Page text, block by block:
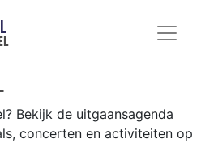
Bekijk de uitgaansagenda
concerten en activiteiten op